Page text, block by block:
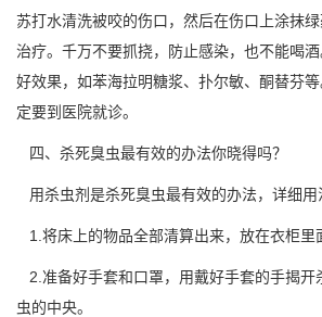
苏打水清洗被咬的伤口，然后在伤口上涂抹
治疗。千万不要抓挠，防止感染，也不能喝
好效果，如苯海拉明糖浆、扑尔敏、酮替芬
定要到医院就诊。
四、杀死臭虫最有效的办法你晓得吗？
用杀虫剂是杀死臭虫最有效的办法，详细用
1.将床上的物品全部清算出来，放在衣柜里
2.准备好手套和口罩，用戴好手套的手揭开
虫的中央。